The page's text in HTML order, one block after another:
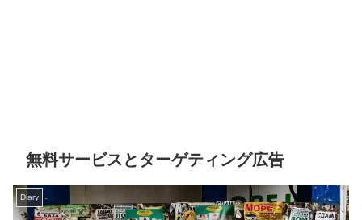
無料サービスとターゲティング広告
Diary